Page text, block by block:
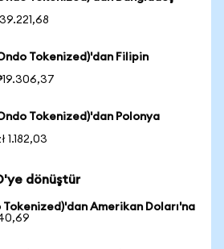
Tokenized)'dan Filipin
Tokenized)'dan Polonya
1.182,03
dönüştür
Amerikan Doları'na